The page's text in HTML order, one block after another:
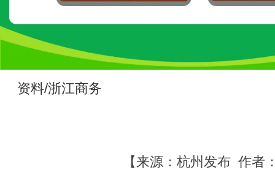
资料/浙江商务
【来源：杭州发布 作者